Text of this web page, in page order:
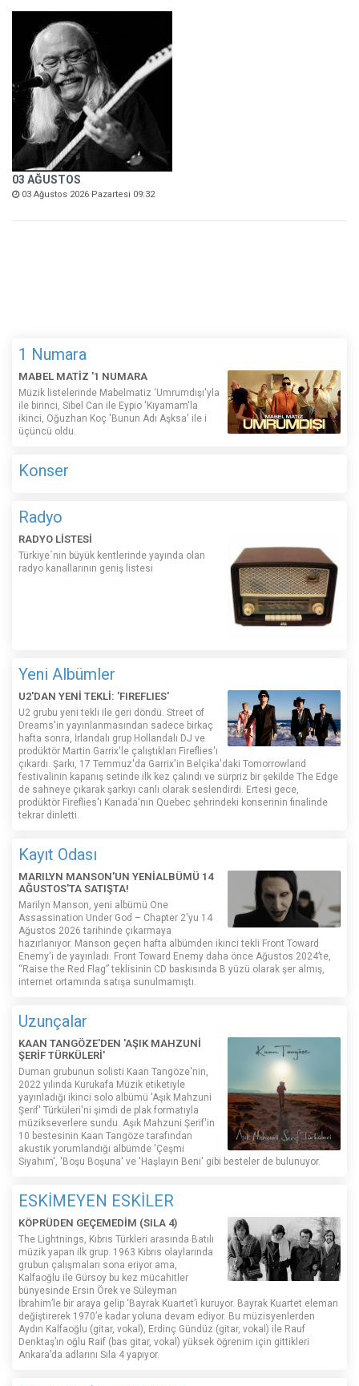
03 AĞUSTOS
03 Ağustos 2026 Pazartesi 09:32
1 Numara
MABEL MATİZ '1 NUMARA
Müzik listelerinde Mabelmatiz ‘Umrumdışı'yla
ile birinci, Sibel Can ile Eypio 'Kıyamam'la
ikinci, Oğuzhan Koç 'Bunun Adı Aşksa' ile i
üçüncü oldu.
Konser
Radyo
RADYO LİSTESİ
Türkiye´nin büyük kentlerinde yayında olan
radyo kanallarının geniş listesi
Yeni Albümler
U2'DAN YENİ TEKLİ: 'FIREFLIES'
U2 grubu yeni tekli ile geri döndü. Street of
Dreams'in yayınlanmasından sadece birkaç
hafta sonra, İrlandalı grup Hollandalı DJ ve
prodüktör Martin Garrix'le çalıştıkları Fireflies'ı
çıkardı. Şarkı, 17 Temmuz'da Garrix'in Belçika'daki Tomorrowland
festivalinin kapanış setinde ilk kez çalındı ​​ve sürpriz bir şekilde The Edge
de sahneye çıkarak şarkıyı canlı olarak seslendirdi. Ertesi gece,
prodüktör Fireflies'ı Kanada'nın Quebec şehrindeki konserinin finalinde
tekrar dinletti.
Kayıt Odası
MARILYN MANSON'UN YENİALBÜMÜ 14
AĞUSTOS'TA SATIŞTA!
Marilyn Manson, yeni albümü One
Assassination Under God – Chapter 2'yu 14
Ağustos 2026 tarihinde çıkarmaya
hazırlanıyor. Manson geçen hafta albümden ikinci tekli Front Toward
Enemy'i de yayınladı. Front Toward Enemy daha önce Ağustos 2024’te,
“Raise the Red Flag” teklisinin CD baskısında B yüzü olarak şer almış,
internet ortamında satışa sunulmamıştı.
Uzunçalar
KAAN TANGÖZE'DEN 'AŞIK MAHZUNİ
ŞERİF TÜRKÜLERİ'
Duman grubunun solisti Kaan Tangöze'nin,
2022 yılında Kurukafa Müzik etiketiyle
yayınladığı ikinci solo albümü 'Aşık Mahzuni
Şerif' Türküleri'ni şimdi de plak formatıyla
müzikseverlere sundu. Aşık Mahzuni Şerif'in
10 bestesinin Kaan Tangöze tarafından
akustik yorumlandığı albümde 'Çeşmi
Siyahım', 'Boşu Boşuna' ve 'Haşlayın Beni' gibi besteler de bulunuyor.
ESKİMEYEN ESKİLER
KÖPRÜDEN GEÇEMEDİM (SILA 4)
The Lightnings, Kıbrıs Türkleri arasında Batılı
müzik yapan ilk grup. 1963 Kıbrıs olaylarında
grubun çalışmaları sona eriyor ama,
Kalfaoğlu ile Gürsoy bu kez mücahitler
bünyesinde Ersin Örek ve Süleyman
İbrahim’le bir araya gelip ‘Bayrak Kuartet’i kuruyor. Bayrak Kuartet eleman
değiştirerek 1970’e kadar yoluna devam ediyor. Bu müzisyenlerden
Aydın Kalfaoğlu (gitar, vokal), Erdinç Gündüz (gitar, vokal) ile Rauf
Denktaş’ın oğlu Raif (bas gitar, vokal) yüksek öğrenim için gittikleri
Ankara’da adlarını Sıla 4 yapıyor.